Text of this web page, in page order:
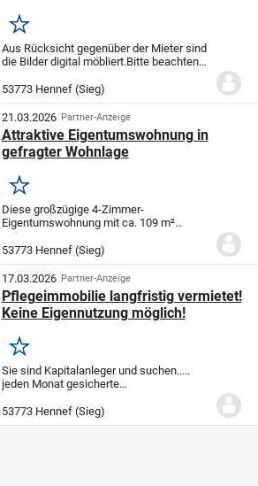
Merken
Aus Rücksicht gegenüber der Mieter sind
die Bilder digital möbliert.Bitte beachten
Teil des Erdgeschosses befindet und über
keinen Balkon verfügt.In ruhiger...
53773 Hennef (Sieg)
21.03.2026 Partner-Anzeige
Attraktive Eigentumswohnung in
gefragter Wohnlage
Merken
Diese großzügige 4-Zimmer-
Eigentumswohnung mit ca. 109 m²
Wohnlage mit einer durchdachten
Grundrissgestaltung und bietet ideale
Voraussetzungen für Familien, Paare...
53773 Hennef (Sieg)
17.03.2026 Partner-Anzeige
Pflegeimmobilie langfristig vermietet!
Keine Eigennutzung möglich!
Merken
Sie sind Kapitalanleger und suchen.....
jeden Monat gesicherte
geringen Eigenaufwand?
konjunkturunabhängigen Markt
53773 Hennef (Sieg)